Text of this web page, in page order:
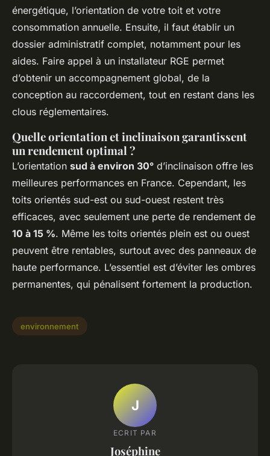
énergétique, l’orientation de votre toit et votre
consommation annuelle. Ensuite, il faut établir un
dossier administratif complet, notamment pour les
aides. Faire appel à un installateur RGE permet
d’obtenir un accompagnement global, de la
conception au raccordement, tout en restant dans les
clous réglementaires.
Quelle orientation et inclinaison garantissent
un rendement optimal ?
L’orientation sud à environ 30° d’inclinaison offre les
meilleures performances en France. Cependant, les
toits orientés sud-est ou sud-ouest restent très
efficaces, avec seulement une perte de rendement de
10 à 15 %. Même les toits orientés plein est ou ouest
peuvent être rentables, surtout avec des panneaux de
haute performance. L’essentiel est d’éviter les ombres
permanentes, qui pénalisent fortement la production.
environnement
J
ECRIT PAR
Joséphine